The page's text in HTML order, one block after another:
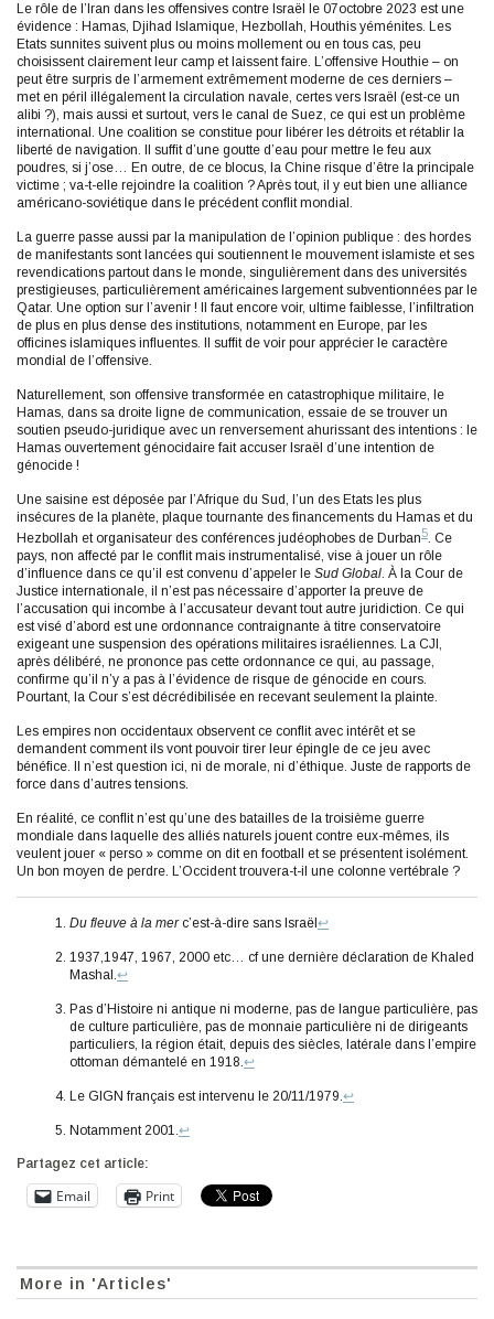
Le rôle de l’Iran dans les offensives contre Israël le 07octobre 2023 est une
évidence : Hamas, Djihad Islamique, Hezbollah, Houthis yéménites. Les
Etats sunnites suivent plus ou moins mollement ou en tous cas, peu
choisissent clairement leur camp et laissent faire. L’offensive Houthie – on
peut être surpris de l’armement extrêmement moderne de ces derniers –
met en péril illégalement la circulation navale, certes vers Israël (est-ce un
alibi ?), mais aussi et surtout, vers le canal de Suez, ce qui est un problème
international. Une coalition se constitue pour libérer les détroits et rétablir la
liberté de navigation. Il suffit d’une goutte d’eau pour mettre le feu aux
poudres, si j’ose… En outre, de ce blocus, la Chine risque d’être la principale
victime ; va-t-elle rejoindre la coalition ? Après tout, il y eut bien une alliance
américano-soviétique dans le précédent conflit mondial.
La guerre passe aussi par la manipulation de l’opinion publique : des hordes
de manifestants sont lancées qui soutiennent le mouvement islamiste et ses
revendications partout dans le monde, singulièrement dans des universités
prestigieuses, particulièrement américaines largement subventionnées par le
Qatar. Une option sur l’avenir ! Il faut encore voir, ultime faiblesse, l’infiltration
de plus en plus dense des institutions, notamment en Europe, par les
officines islamiques influentes. Il suffit de voir pour apprécier le caractère
mondial de l’offensive.
Naturellement, son offensive transformée en catastrophique militaire, le
Hamas, dans sa droite ligne de communication, essaie de se trouver un
soutien pseudo-juridique avec un renversement ahurissant des intentions : le
Hamas ouvertement génocidaire fait accuser Israël d’une intention de
génocide !
Une saisine est déposée par l’Afrique du Sud, l’un des Etats les plus
insécures de la planète, plaque tournante des financements du Hamas et du
Hezbollah et organisateur des conférences judéophobes de Durban5. Ce
pays, non affecté par le conflit mais instrumentalisé, vise à jouer un rôle
d’influence dans ce qu’il est convenu d’appeler le Sud Global. À la Cour de
Justice internationale, il n’est pas nécessaire d’apporter la preuve de
l’accusation qui incombe à l’accusateur devant tout autre juridiction. Ce qui
est visé d’abord est une ordonnance contraignante à titre conservatoire
exigeant une suspension des opérations militaires israéliennes. La CJI,
après délibéré, ne prononce pas cette ordonnance ce qui, au passage,
confirme qu’il n’y a pas à l’évidence de risque de génocide en cours.
Pourtant, la Cour s’est décrédibilisée en recevant seulement la plainte.
Les empires non occidentaux observent ce conflit avec intérêt et se
demandent comment ils vont pouvoir tirer leur épingle de ce jeu avec
bénéfice. Il n’est question ici, ni de morale, ni d’éthique. Juste de rapports de
force dans d’autres tensions.
En réalité, ce conflit n’est qu’une des batailles de la troisième guerre
mondiale dans laquelle des alliés naturels jouent contre eux-mêmes, ils
veulent jouer « perso » comme on dit en football et se présentent isolément.
Un bon moyen de perdre. L’Occident trouvera-t-il une colonne vertébrale ?
Du fleuve à la merc’est-à-dire sans Israël ↩︎
1937,1947, 1967, 2000 etc… cf une dernière déclaration de Khaled
Mashal.↩︎
Pas d’Histoire ni antique ni moderne, pas de langue particulière, pas
de culture particulière, pas de monnaie particulière ni de dirigeants
particuliers, la région était, depuis des siècles, latérale dans l’empire
ottoman démantelé en 1918.↩︎
Le GIGN français est intervenu le 20/11/1979.↩︎
Notamment 2001.↩︎
Partagez cet article:
Email Print
More in 'Articles'